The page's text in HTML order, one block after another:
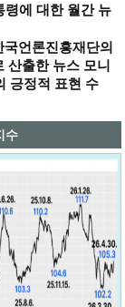
에 대한 월간 뉴
언론진흥재단의
산출한 뉴스 모니
긍정적 표현 수
수